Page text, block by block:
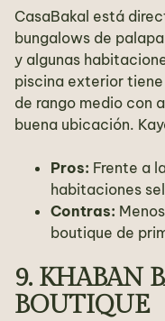
CasaBakal está
bungalows de
y algunas
piscina exterior
de rango medio con
buena ubicación.
Pros: Frente a
habitaciones
Contras:
boutique de
9. KHABAN
BOUTIQUE